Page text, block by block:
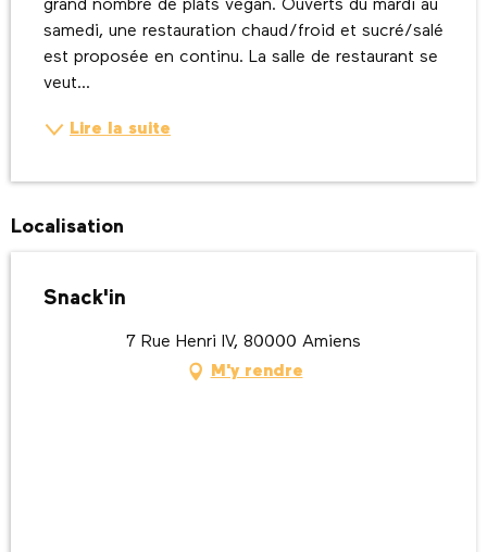
grand nombre de plats vegan. Ouverts du mardi au
samedi, une restauration chaud/froid et sucré/salé
est proposée en continu. La salle de restaurant se
veut...
Lire la suite
Localisation
Snack'in
7 Rue Henri IV, 80000 Amiens
M'y rendre